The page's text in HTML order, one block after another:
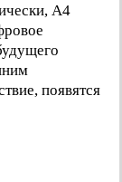
A4
появятся